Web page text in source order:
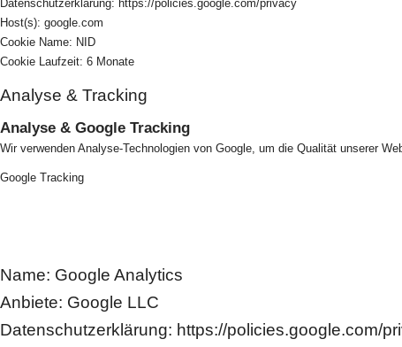
Datenschutzerklärung: https://policies.google.com/privacy
Host(s): google.com
Cookie Name: NID
Cookie Laufzeit: 6 Monate
Analyse & Tracking
Analyse & Google Tracking
Wir verwenden Analyse-Technologien von Google, um die Qualität unserer
Google Tracking
Name: Google Analytics
Anbiete: Google LLC
Datenschutzerklärung: https://policies.google.com/